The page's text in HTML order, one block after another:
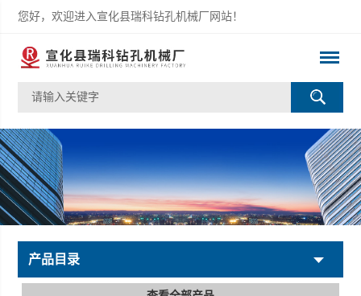
您好，欢迎进入宣化县瑞科钻孔机械厂网站！
产品目录